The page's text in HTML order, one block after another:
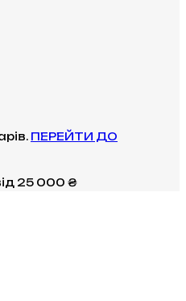
ПЕРЕЙТИ ДО
25 000 ₴